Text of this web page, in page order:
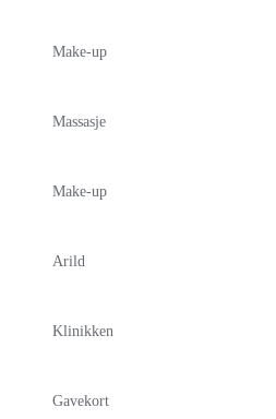
Make-up
Massasje
Make-up
Arild
Klinikken
Gavekort